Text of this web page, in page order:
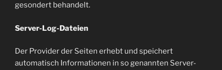
gesondert behandelt.
Server-Log-Dateien
Der Provider der Seiten erhebt und speichert
automatisch Informationen in so genannten Server-